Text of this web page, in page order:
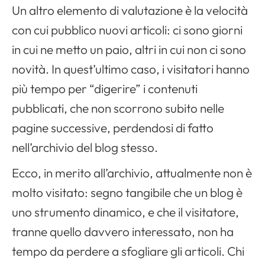
Un altro elemento di valutazione è la velocità
con cui pubblico nuovi articoli: ci sono giorni
in cui ne metto un paio, altri in cui non ci sono
novità. In quest’ultimo caso, i visitatori hanno
più tempo per “digerire” i contenuti
pubblicati, che non scorrono subito nelle
pagine successive, perdendosi di fatto
nell’archivio del blog stesso.
Ecco, in merito all’archivio, attualmente non è
molto visitato: segno tangibile che un blog è
uno strumento dinamico, e che il visitatore,
tranne quello davvero interessato, non ha
tempo da perdere a sfogliare gli articoli. Chi